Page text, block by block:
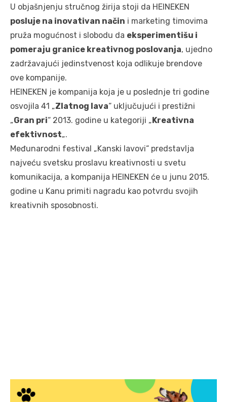
U objašnjenju stručnog žirija stoji da HEINEKEN
posluje na inovativan način i marketing timovima
pruža mogućnost i slobodu da eksperimentišu i
pomeraju granice kreativnog poslovanja, ujedno
zadržavajući jedinstvenost koja odlikuje brendove
ove kompanije.
HEINEKEN je kompanija koja je u poslednje tri godine
osvojila 41 „Zlatnog lava“ uključujući i prestižni
„Gran pri“ 2013. godine u kategoriji „ Kreativna
efektivnost„.
Međunarodni festival „Kanski lavovi“ predstavlja
najveću svetsku proslavu kreativnosti u svetu
komunikacija, a kompanija HEINEKEN će u junu 2015.
godine u Kanu primiti nagradu kao potvrdu svojih
kreativnih sposobnosti.